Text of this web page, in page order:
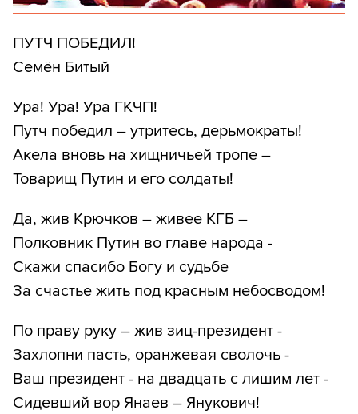
ПУТЧ ПОБЕДИЛ!
Семён Битый
Ура! Ура! Ура ГКЧП!
Путч победил – утритесь, дерьмократы!
Акела вновь на хищничьей тропе –
Товарищ Путин и его солдаты!
Да, жив Крючков – живее КГБ –
Полковник Путин во главе народа -
Скажи спасибо Богу и судьбе
За счастье жить под красным небосводом!
По праву руку – жив зиц-президент -
Захлопни пасть, оранжевая сволочь -
Ваш президент - на двадцать с лишим лет -
Сидевший вор Янаев – Янукович!